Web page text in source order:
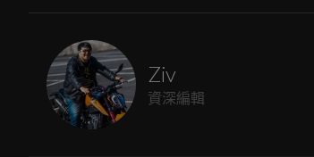
Ziv
資深編輯